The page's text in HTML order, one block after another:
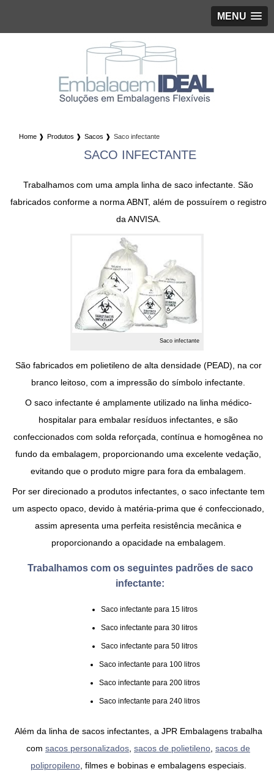
MENU
Home ❱ Produtos ❱ Sacos ❱ Saco infectante
SACO INFECTANTE
Trabalhamos com uma ampla linha de saco infectante . São
fabricados conforme a norma ABNT, além de possuírem o registro
da ANVISA.
Saco infectante
São fabricados em polietileno de alta densidade (PEAD), na cor
branco leitoso, com a impressão do símbolo infectante.
O saco infectanteé amplamente utilizado na linha médico-
hospitalar para embalar resíduos infectantes, e são
confeccionados com solda reforçada, contínua e homogênea no
fundo da embalagem, proporcionando uma excelente vedação,
evitando que o produto migre para fora da embalagem.
Por ser direcionado a produtos infectantes, o saco infectantetem
um aspecto opaco, devido à matéria-prima que é confeccionado,
assim apresenta uma perfeita resistência mecânica e
proporcionando a opacidade na embalagem.
Trabalhamos com os seguintes padrões de saco
infectante:
Saco infectante para 15 litros
Saco infectante para 30 litros
Saco infectante para 50 litros
Saco infectante para 100 litros
Saco infectante para 200 litros
Saco infectante para 240 litros
Além da linha de sacos infectantes, a JPR Embalagens trabalha
com sacos personalizados, sacos de polietileno, sacos de
polipropileno, filmes e bobinas e embalagens especiais.